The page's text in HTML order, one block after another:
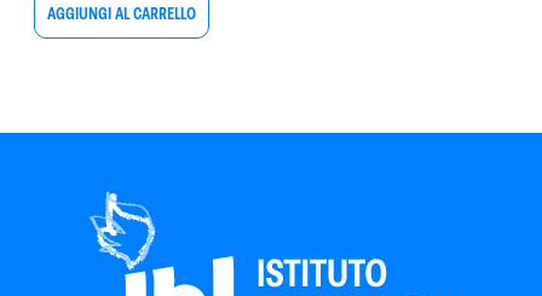
AGGIUNGI AL CARRELLO